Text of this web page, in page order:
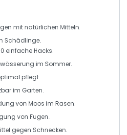
mit natürlichen Mitteln.
Schädlinge.
einfache Hacks.
im Sommer.
pflegt.
im Garten.
von Moos im Rasen.
von Fugen.
gegen Schnecken.